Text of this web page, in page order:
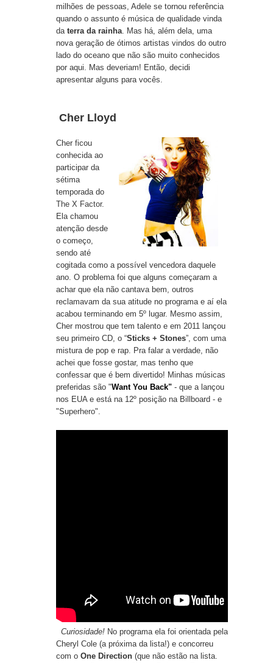
milhões de pessoas, Adele se tornou referência
quando o assunto é música de qualidade vinda
da terra da rainha. Mas há, além dela, uma
nova geração de ótimos artistas vindos do outro
lado do oceano que não são muito conhecidos
por aqui. Mas deveriam! Então, decidi
apresentar alguns para vocês.
Cher Lloyd
Cher ficou
conhecida ao
participar da
sétima
temporada do
The X Factor.
Ela chamou
atenção desde
o começo,
sendo até
cogitada como a possível vencedora daquele
ano. O problema foi que alguns começaram a
achar que ela não cantava bem, outros
reclamavam da sua atitude no programa e aí ela
acabou terminando em 5º lugar. Mesmo assim,
Cher mostrou que tem talento e em 2011 lançou
seu primeiro CD, o “Sticks + Stones”, com uma
mistura de pop e rap. Pra falar a verdade, não
achei que fosse gostar, mas tenho que
confessar que é bem divertido! Minhas músicas
preferidas são "Want You Back" - que a lançou
nos EUA e está na 12º posição na Billboard - e
"Superhero".
Curiosidade! No programa ela foi orientada pela
Cheryl Cole (a próxima da lista!) e concorreu
com o One Direction (que não estão na lista.